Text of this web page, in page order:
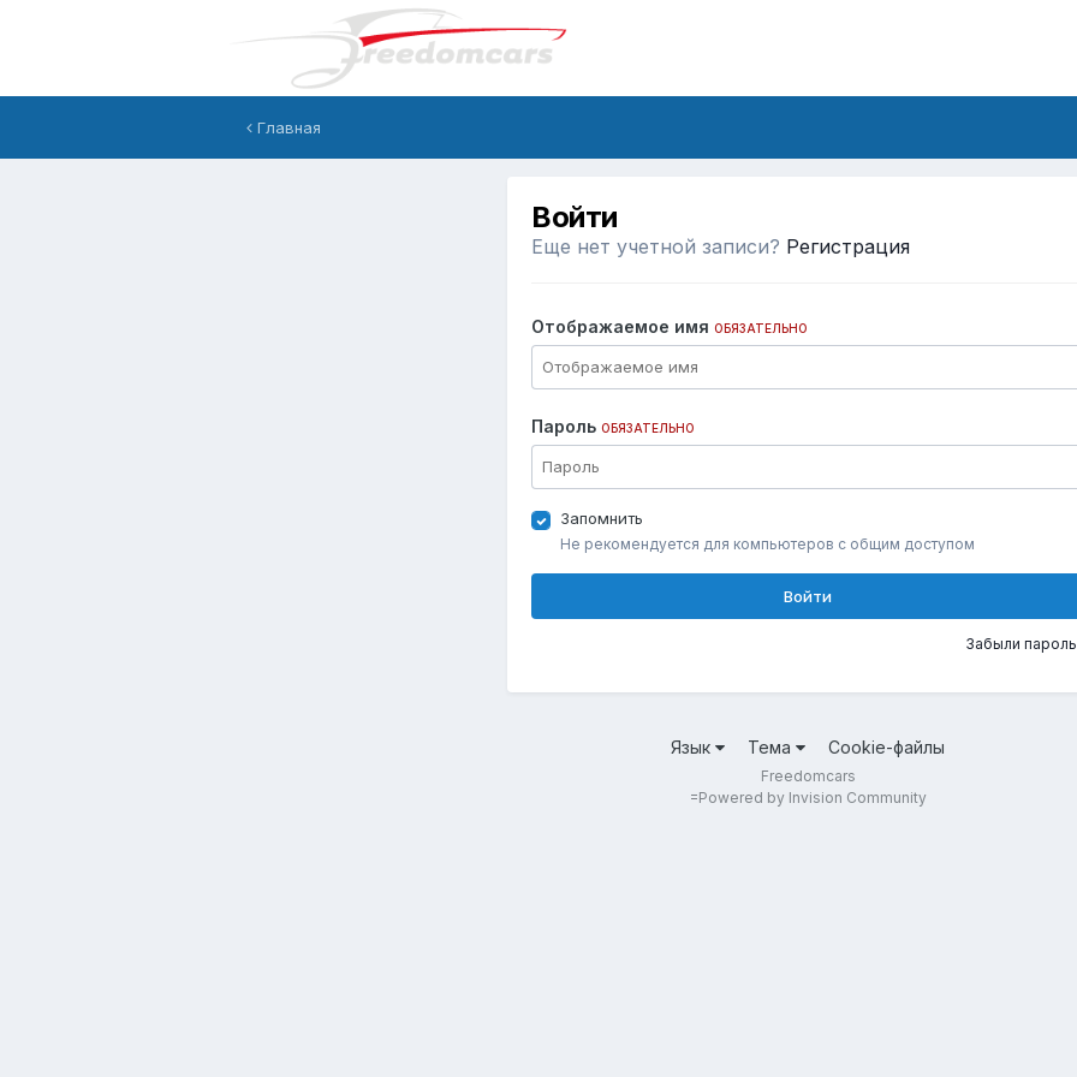
Главная
Войти
Еще нет учетной записи? Регистрация
Отображаемое имя ОБЯЗАТЕЛЬНО
Пароль ОБЯЗАТЕЛЬНО
Запомнить
Не рекомендуется для компьютеров с общим доступом
Войти
Забыли
Язык Тема Cookie-файлы
Freedomcars
=Powered by Invision Community